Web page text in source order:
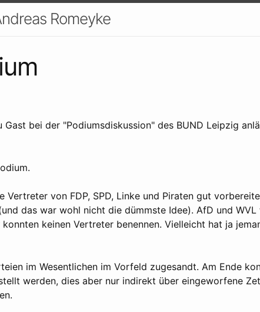
Romeyke
bei der "Podiumsdiskussion" des BUND Leipzig
Vertreter von FDP, SPD, Linke und Piraten gut
das war wohl nicht die dümmste Idee). AfD und WVL
keinen Vertreter benennen. Vielleicht hat ja
im Wesentlichen im Vorfeld zugesandt. Am Ende
werden, dies aber nur indirekt über eingeworfene